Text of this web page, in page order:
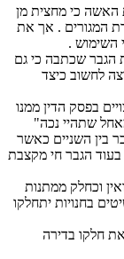
כי מחצית מן
המגורים . אך את
השימוש .
הגבר שכתבה כי גם
לחשוב כיצד
בפסק הדין ממנו
שתהיי נכה"
בין השניים כאשר
כקצינה בסך של למעלה מ17.000 ₪ בעוד הגבר חי מקצבת
וכחלק ממתנות
בחנויות יתחלקו
חלקו בדירה